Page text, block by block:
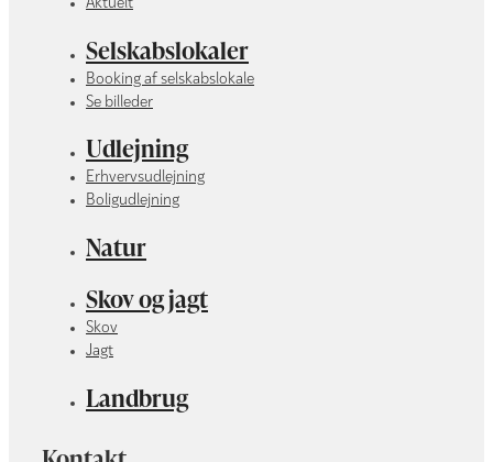
Aktuelt
Selskabslokaler
Booking af selskabslokale
Se billeder
Udlejning
Erhvervsudlejning
Boligudlejning
Natur
Skov og jagt
Skov
Jagt
Landbrug